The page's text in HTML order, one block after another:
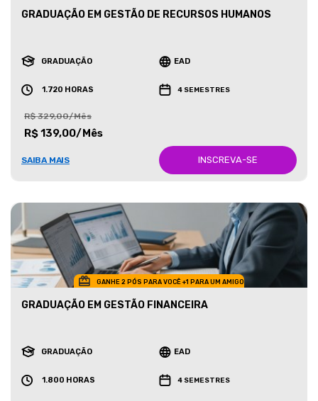
GRADUAÇÃO EM GESTÃO DE RECURSOS HUMANOS
GRADUAÇÃO EAD
1.720 HORAS 4 SEMESTRES
R$ 329,00/Mês
R$ 139,00/Mês
SAIBA MAIS INSCREVA-SE
GANHE 2 PÓS PARA VOCÊ +1 PARA UM AMIGO
GRADUAÇÃO EM GESTÃO FINANCEIRA
GRADUAÇÃO EAD
1.800 HORAS 4 SEMESTRES